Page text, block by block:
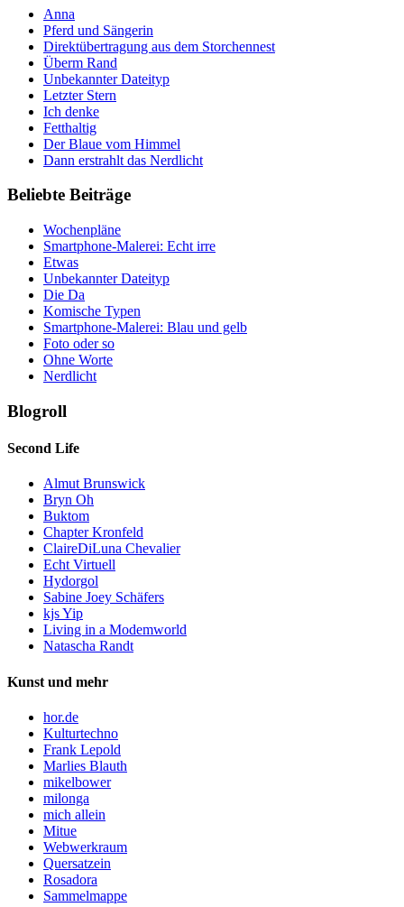
Anna
Pferd und Sängerin
Direktübertragung aus dem Storchennest
Überm Rand
Unbekannter Dateityp
Letzter Stern
Ich denke
Fetthaltig
Der Blaue vom Himmel
Dann erstrahlt das Nerdlicht
Beliebte Beiträge
Wochenpläne
Smartphone-Malerei: Echt irre
Etwas
Unbekannter Dateityp
Die Da
Komische Typen
Smartphone-Malerei: Blau und gelb
Foto oder so
Ohne Worte
Nerdlicht
Blogroll
Second Life
Almut Brunswick
Bryn Oh
Buktom
Chapter Kronfeld
ClaireDiLuna Chevalier
Echt Virtuell
Hydorgol
Sabine Joey Schäfers
kjs Yip
Living in a Modemworld
Natascha Randt
Kunst und mehr
hor.de
Kulturtechno
Frank Lepold
Marlies Blauth
mikelbower
milonga
mich allein
Mitue
Webwerkraum
Quersatzein
Rosadora
Sammelmappe